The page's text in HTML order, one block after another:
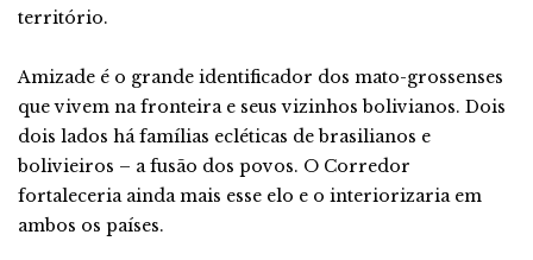
território.
Amizade é o grande identificador dos mato-grossenses
que vivem na fronteira e seus vizinhos bolivianos. Dois
dois lados há famílias ecléticas de brasilianos e
bolivieiros – a fusão dos povos. O Corredor
fortaleceria ainda mais esse elo e o interiorizaria em
ambos os países.